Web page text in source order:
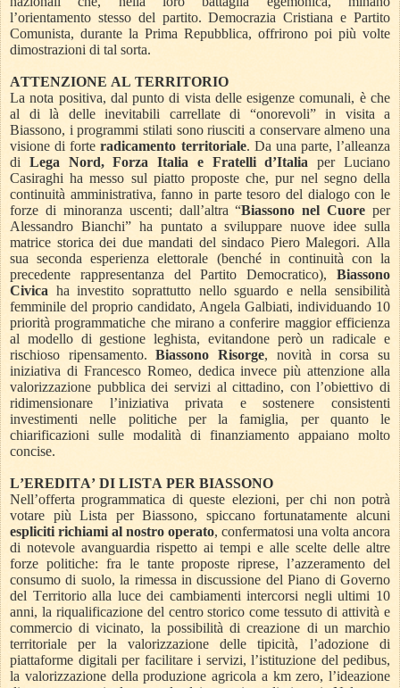
l’orientamento stesso del partito. Democrazia Cristiana e Partito
Comunista, durante la Prima Repubblica, offrirono poi più volte
dimostrazioni di tal sorta.
ATTENZIONE AL TERRITORIO
La nota positiva, dal punto di vista delle esigenze comunali, è che
al di là delle inevitabili carrellate di “onorevoli” in visita a
Biassono, i programmi stilati sono riusciti a conservare almeno una
visione di forteradicamento territoriale. Da una parte, l’alleanza
di Lega Nord, Forza Italia e Fratelli d’Italia per Luciano
Casiraghi ha messo sul piatto proposte che, pur nel segno della
continuità amministrativa, fanno in parte tesoro del dialogo con le
forze di minoranza uscenti; dall’altra “Biassono nel Cuore per
Alessandro Bianchi” ha puntato a sviluppare nuove idee sulla
matrice storica dei due mandati del sindaco Piero Malegori. Alla
sua seconda esperienza elettorale (benché in continuità con la
precedente rappresentanza del Partito Democratico), Biassono
Civica ha investito soprattutto nello sguardo e nella sensibilità
femminile del proprio candidato, Angela Galbiati, individuando 10
priorità programmatiche che mirano a conferire maggior efficienza
al modello di gestione leghista, evitandone però un radicale e
rischioso ripensamento.Biassono Risorge, novità in corsa su
iniziativa di Francesco Romeo, dedica invece più attenzione alla
valorizzazione pubblica dei servizi al cittadino, con l’obiettivo di
ridimensionare l’iniziativa privata e sostenere consistenti
investimenti nelle politiche per la famiglia, per quanto le
chiarificazioni sulle modalità di finanziamento appaiano molto
concise.
L’EREDITA’ DI LISTA PER BIASSONO
Nell’offerta programmatica di queste elezioni, per chi non potrà
votare più Lista per Biassono, spiccano fortunatamente alcuni
espliciti richiami al nostro operato, confermatosi una volta ancora
di notevole avanguardia rispetto ai tempi e alle scelte delle altre
forze politiche: fra le tante proposte riprese, l’azzeramento del
consumo di suolo, la rimessa in discussione del Piano di Governo
del Territorio alla luce dei cambiamenti intercorsi negli ultimi 10
anni, la riqualificazione del centro storico come tessuto di attività e
commercio di vicinato, la possibilità di creazione di un marchio
territoriale per la valorizzazione delle tipicità, l’adozione di
piattaforme digitali per facilitare i servizi, l’istituzione del pedibus,
la valorizzazione della produzione agricola a km zero, l’ideazione